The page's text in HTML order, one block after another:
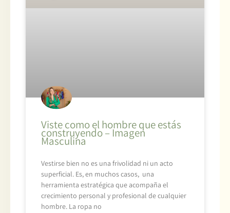
Viste como el hombre que estás
construyendo – Imagen
Masculina
Vestirse bien no es una frivolidad ni un acto
superficial. Es, en muchos casos, una
herramienta estratégica que acompaña el
crecimiento personal y profesional de cualquier
hombre. La ropa no